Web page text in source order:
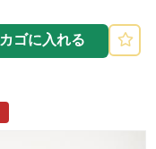
カゴに入れる